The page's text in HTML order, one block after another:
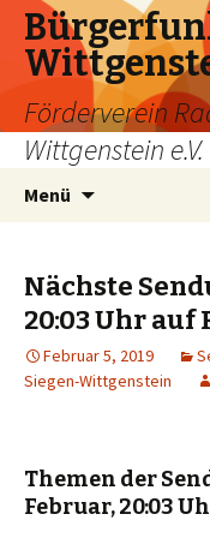
Förderverein
Wittgenstein e.V.
Menü
Nächste
20:03 Uhr auf
Februar 5, 2019
Siegen-Wittgenstein
Themen der
Februar, 20:03